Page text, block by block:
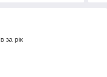
за рік